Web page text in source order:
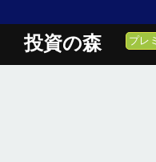
投資の森 プレ